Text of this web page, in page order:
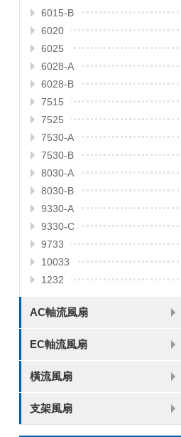
6015-B
6020
6025
6028-A
6028-B
7515
7525
7530-A
7530-B
8030-A
8030-B
9330-A
9330-C
9733
10033
1232
AC軸流風扇
8025
8038
9225
9238
1225
1238
1738
1751
2260
EC軸流風扇
6025
8025
8038
9225
9238
1238
橫流風扇
DC 030
支架風扇
3010
4010
5010
6010
6025
8015
5032碟形
8030碟形
9025
9025碟形
1225
1025碟形
1025
1225碟形
1525碟形
12538離心